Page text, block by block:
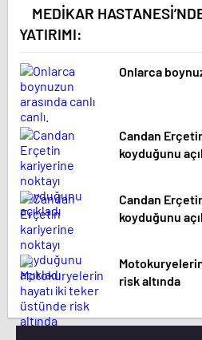
MEDİKAR
YATIRIMI:
Onlarca
Candan
koyduğunu
Candan
koyduğunu
risk altında